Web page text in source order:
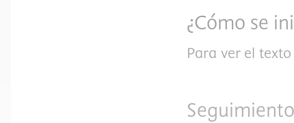
¿Cómo se
Para ver el